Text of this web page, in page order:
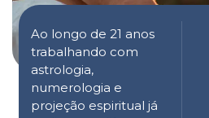
Ao longo de 21 anos
trabalhando com
astrologia,
numerologia e
projeção espiritual já